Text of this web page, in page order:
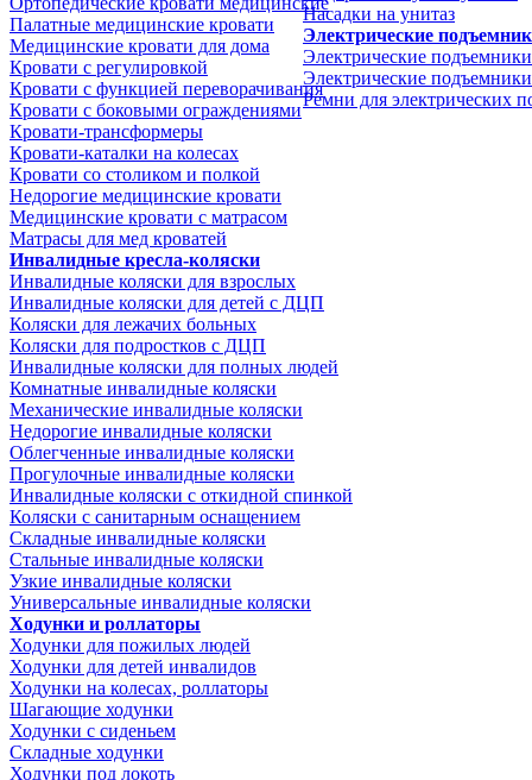
Палатные медицинские кровати
Медицинские кровати для дома
Кровати с регулировкой
Кровати с функцией переворачивания
Кровати с боковыми ограждениями
Кровати-трансформеры
Кровати-каталки на колесах
Кровати со столиком и полкой
Недорогие медицинские кровати
Медицинские кровати с матрасом
Матрасы для мед кроватей
Инвалидные кресла-коляски
Инвалидные коляски для взрослых
Инвалидные коляски для детей с ДЦП
Коляски для лежачих больных
Коляски для подростков с ДЦП
Инвалидные коляски для полных людей
Комнатные инвалидные коляски
Механические инвалидные коляски
Недорогие инвалидные коляски
Облегченные инвалидные коляски
Прогулочные инвалидные коляски
Инвалидные коляски с откидной спинкой
Коляски с санитарным оснащением
Складные инвалидные коляски
Стальные инвалидные коляски
Узкие инвалидные коляски
Универсальные инвалидные коляски
Ходунки и роллаторы
Ходунки для пожилых людей
Ходунки для детей инвалидов
Ходунки на колесах, роллаторы
Шагающие ходунки
Ходунки с сиденьем
Складные ходунки
Ходунки под локоть
Насадки на унитаз
Электрические
Электрические
Электрические
Ремни для электрических